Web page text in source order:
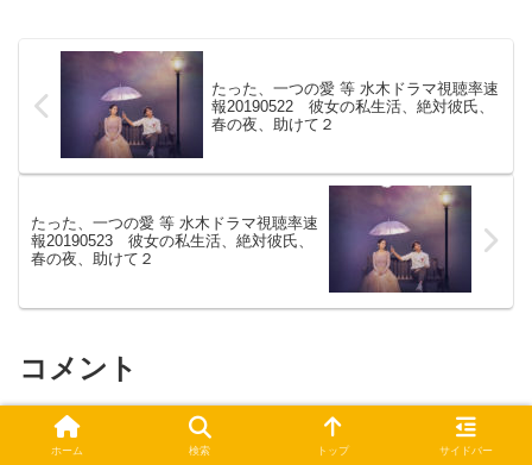
たった、一つの愛 等 水木ドラマ視聴率速
報20190522 彼女の私生活、絶対彼氏、
春の夜、助けて２
たった、一つの愛 等 水木ドラマ視聴率速
報20190523 彼女の私生活、絶対彼氏、
春の夜、助けて２
コメント
コメントを書き込む
ホーム 検索 トップ サイドバー